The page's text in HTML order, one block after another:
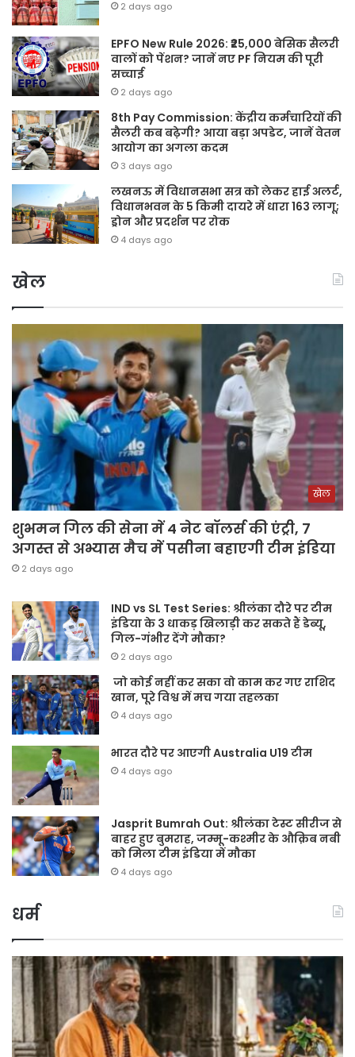
2 days ago
EPFO New Rule 2026: ₹25,000 बेसिक सैलरी
वालों को पेंशन? जानें नए PF नियम की पूरी
सच्चाई
2 days ago
8th Pay Commission: केंद्रीय कर्मचारियों की
सैलरी कब बढ़ेगी? आया बड़ा अपडेट, जानें वेतन
आयोग का अगला कदम
3 days ago
लखनऊ में विधानसभा सत्र को लेकर हाई अलर्ट,
विधानभवन के 5 किमी दायरे में धारा 163 लागू;
ड्रोन और प्रदर्शन पर रोक
4 days ago
खेल
खेल
शुभमन गिल की सेना में 4 नेट बॉलर्स की एंट्री, 7
अगस्त से अभ्यास मैच में पसीना बहाएगी टीम इंडिया
2 days ago
IND vs SL Test Series: श्रीलंका दौरे पर टीम
इंडिया के 3 धाकड़ खिलाड़ी कर सकते हैं डेब्यू,
गिल-गंभीर देंगे मौका?
2 days ago
जो कोई नहीं कर सका वो काम कर गए राशिद
खान, पूरे विश्व में मच गया तहलका
4 days ago
भारत दौरे पर आएगी Australia U19 टीम
4 days ago
Jasprit Bumrah Out: श्रीलंका टेस्ट सीरीज से
बाहर हुए बुमराह, जम्मू-कश्मीर के औक़िब नबी
को मिला टीम इंडिया में मौका
4 days ago
धर्म